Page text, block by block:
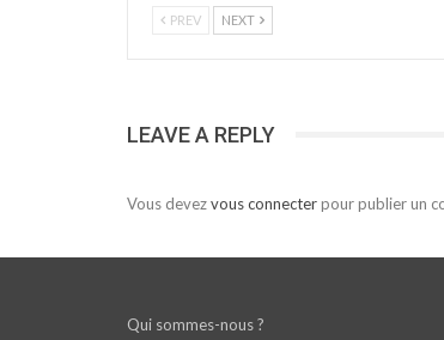
PREV NEXT
LEAVE A REPLY
Vous devezvous connecterpour publier un
Qui sommes-nous ?